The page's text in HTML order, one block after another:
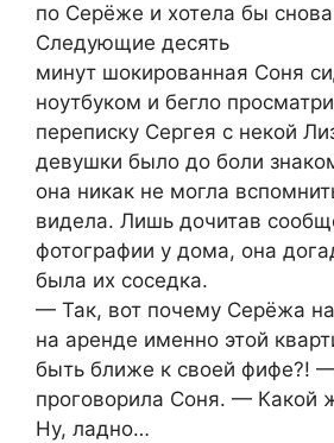
по Серёже и хотела бы
Следующие десять
минут шокированная Соня
ноутбуком и бегло
переписку Сергея с некой
девушки было до боли
она никак не могла
видела. Лишь дочитав
фотографии у дома, она
была их соседка.
— Так, вот почему Серёжа
на аренде именно этой
быть ближе к своей фифе?!
проговорила Соня. — Какой
Ну, ладно…